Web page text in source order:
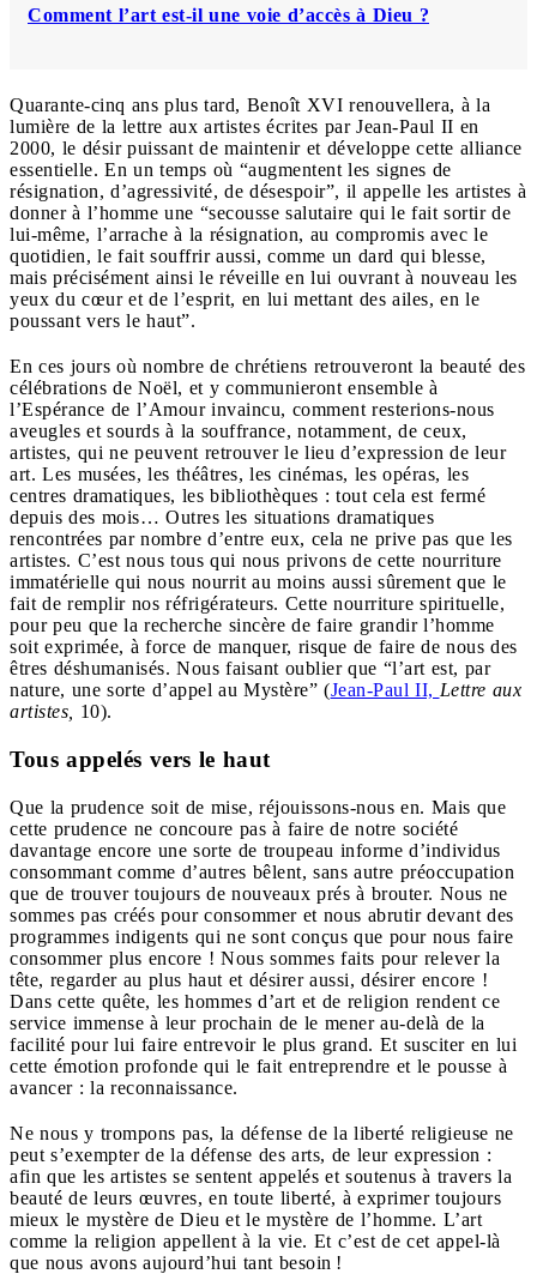
Comment l’art est-il une voie d’accès à Dieu ?
Quarante-cinq ans plus tard, Benoît XVI renouvellera, à la
lumière de la lettre aux artistes écrites par Jean-Paul II en
2000, le désir puissant de maintenir et développe cette alliance
essentielle. En un temps où “augmentent les signes de
résignation, d’agressivité, de désespoir”, il appelle les artistes à
donner à l’homme une “secousse salutaire qui le fait sortir de
lui-même, l’arrache à la résignation, au compromis avec le
quotidien, le fait souffrir aussi, comme un dard qui blesse,
mais précisément ainsi le réveille en lui ouvrant à nouveau les
yeux du cœur et de l’esprit, en lui mettant des ailes, en le
poussant vers le haut”.
En ces jours où nombre de chrétiens retrouveront la beauté des
célébrations de Noël, et y communieront ensemble à
l’Espérance de l’Amour invaincu, comment resterions-nous
aveugles et sourds à la souffrance, notamment, de ceux,
artistes, qui ne peuvent retrouver le lieu d’expression de leur
art. Les musées, les théâtres, les cinémas, les opéras, les
centres dramatiques, les bibliothèques : tout cela est fermé
depuis des mois… Outres les situations dramatiques
rencontrées par nombre d’entre eux, cela ne prive pas que les
artistes. C’est nous tous qui nous privons de cette nourriture
immatérielle qui nous nourrit au moins aussi sûrement que le
fait de remplir nos réfrigérateurs. Cette nourriture spirituelle,
pour peu que la recherche sincère de faire grandir l’homme
soit exprimée, à force de manquer, risque de faire de nous des
êtres déshumanisés. Nous faisant oublier que “l’art est, par
nature, une sorte d’appel au Mystère” (Jean-Paul II, Lettre aux
artistes,
10).
Tous appelés vers le haut
Que la prudence soit de mise, réjouissons-nous en. Mais que
cette prudence ne concoure pas à faire de notre société
davantage encore une sorte de troupeau informe d’individus
consommant comme d’autres bêlent, sans autre préoccupation
que de trouver toujours de nouveaux prés à brouter. Nous ne
sommes pas créés pour consommer et nous abrutir devant des
programmes indigents qui ne sont conçus que pour nous faire
consommer plus encore ! Nous sommes faits pour relever la
tête, regarder au plus haut et désirer aussi, désirer encore !
Dans cette quête, les hommes d’art et de religion rendent ce
service immense à leur prochain de le mener au-delà de la
facilité pour lui faire entrevoir le plus grand. Et susciter en lui
cette émotion profonde qui le fait entreprendre et le pousse à
avancer : la reconnaissance.
Ne nous y trompons pas, la défense de la liberté religieuse ne
peut s’exempter de la défense des arts, de leur expression :
afin que les artistes se sentent appelés et soutenus à travers la
beauté de leurs œuvres, en toute liberté, à exprimer toujours
mieux le mystère de Dieu et le mystère de l’homme. L’art
comme la religion appellent à la vie. Et c’est de cet appel-là
que nous avons aujourd’hui tant besoin !